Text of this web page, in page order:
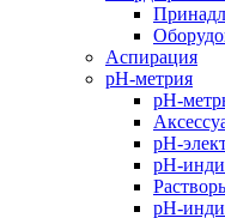
Аспирация
pH-метрия
pH-
pH-
pH-
pH-